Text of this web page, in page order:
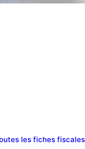
les fiches fiscales